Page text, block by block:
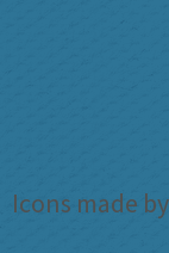
Icons made